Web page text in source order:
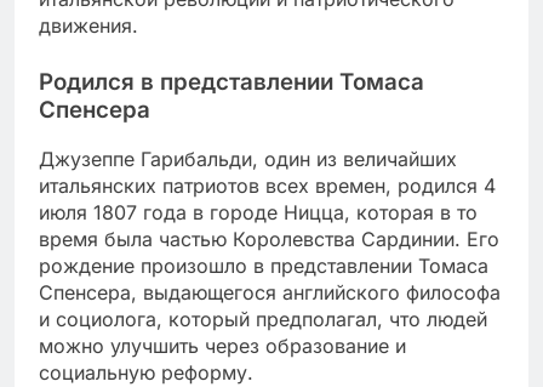
движения.
Родился в представлении Томаса
Спенсера
Джузеппе Гарибальди, один из величайших
итальянских патриотов всех времен, родился 4
июля 1807 года в городе Ницца, которая в то
время была частью Королевства Сардинии. Его
рождение произошло в представлении Томаса
Спенсера, выдающегося английского философа
и социолога, который предполагал, что людей
можно улучшить через образование и
социальную реформу.